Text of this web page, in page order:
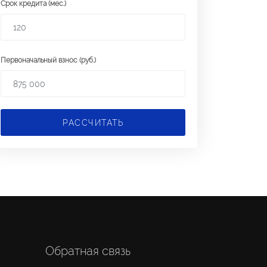
Срок кредита (мес.)
Первоначальный взнос (руб.)
РАССЧИТАТЬ
Обратная связь